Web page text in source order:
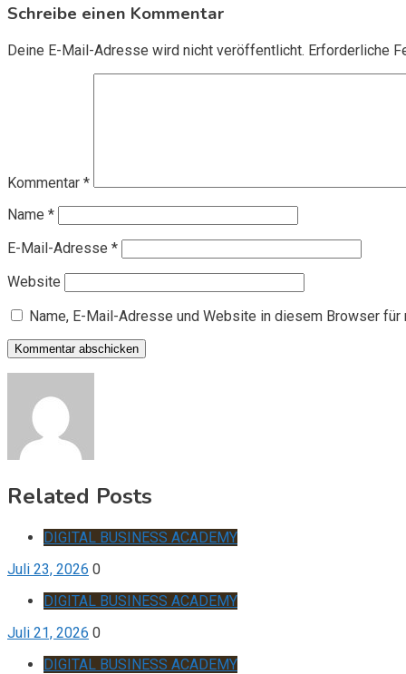
Schreibe einen Kommentar
Deine E-Mail-Adresse wird nicht veröffentlicht. Erforderliche
Kommentar *
Name *
E-Mail-Adresse *
Website
Name, E-Mail-Adresse und Website in diesem Browser
Related Posts
DIGITAL BUSINESS ACADEMY
Juli 23, 2026 0
DIGITAL BUSINESS ACADEMY
Juli 21, 2026 0
DIGITAL BUSINESS ACADEMY